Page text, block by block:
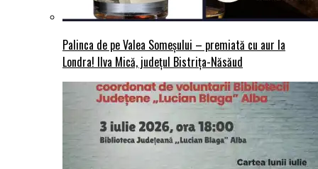
Palinca de pe Valea Someșului – premiată cu aur la
Londra! Ilva Mică, județul Bistrița-Năsăud